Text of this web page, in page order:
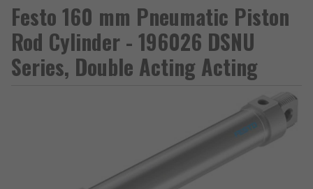
Festo 160 mm Pneumatic Piston
Rod Cylinder - 196026 DSNU
Series, Double Acting Acting